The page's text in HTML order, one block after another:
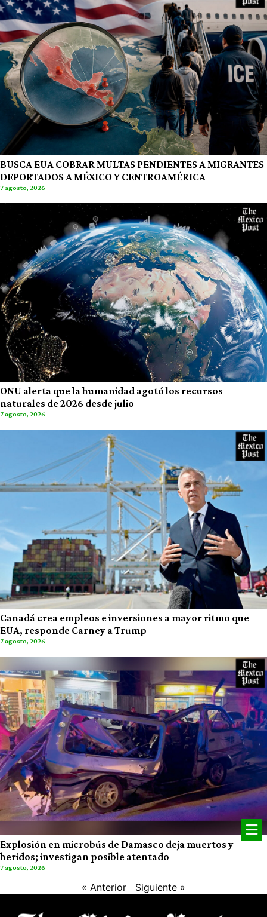
BUSCA EUA COBRAR MULTAS PENDIENTES A MIGRANTES
DEPORTADOS A MÉXICO Y CENTROAMÉRICA
7 agosto, 2026
ONU alerta que la humanidad agotó los recursos
naturales de 2026 desde julio
7 agosto, 2026
Canadá crea empleos e inversiones a mayor ritmo que
EUA, responde Carney a Trump
7 agosto, 2026
Explosión en microbús de Damasco deja muertos y
heridos; investigan posible atentado
7 agosto, 2026
« Anterior Siguiente »